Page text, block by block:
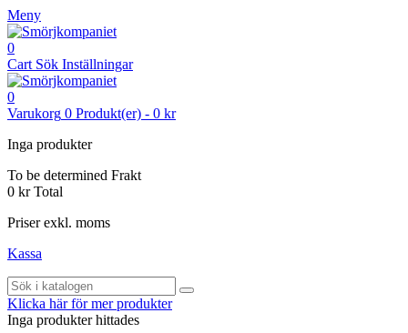
Meny
0
Cart Sök Inställningar
0
Varukorg 0 Produkt(er) - 0 kr
Inga produkter
To be determined Frakt
0 kr Total
Priser exkl. moms
Kassa
Klicka här för mer produkter
Inga produkter hittades